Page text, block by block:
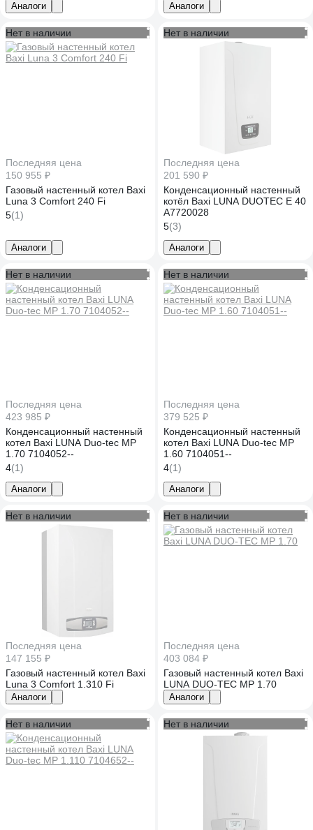
Аналоги Аналоги
Нет в наличии
Последняя цена
150 955 ₽
Газовый настенный котел Baxi
Luna 3 Comfort 240 Fi
5(1)
Аналоги
Нет в наличии
Последняя цена
201 590 ₽
Конденсационный настенный
котёл Baxi LUNA DUOTEC E 40
A7720028
5(3)
Аналоги
Нет в наличии
Последняя цена
423 985 ₽
Конденсационный настенный
котел Baxi LUNA Duo-tec MP
1.70 7104052--
4(1)
Аналоги
Нет в наличии
Последняя цена
379 525 ₽
Конденсационный настенный
котел Baxi LUNA Duo-tec MP
1.60 7104051--
4(1)
Аналоги
Нет в наличии
Последняя цена
147 155 ₽
Газовый настенный котел Baxi
Luna 3 Comfort 1.310 Fi
Аналоги
Нет в наличии
Последняя цена
403 084 ₽
Газовый настенный котел Baxi
LUNA DUO-TEC MP 1.70
Аналоги
Нет в наличии Нет в наличии